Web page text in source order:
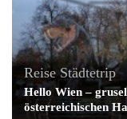
Reise Städtetrip
Hello Wien –
österreichischen